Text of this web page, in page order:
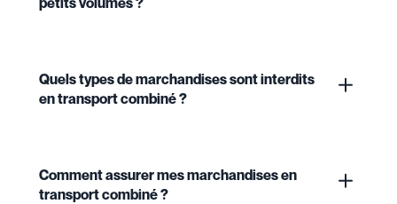
Quels types de marchandises sont interdits
en transport combiné ?
Comment assurer mes marchandises en
transport combiné ?